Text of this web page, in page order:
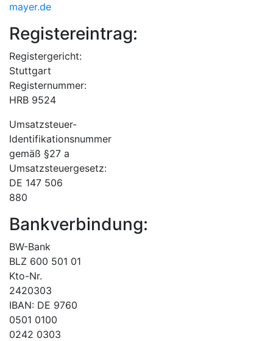
mayer.de
Registereintrag:
Registergericht:
Stuttgart
Registernummer:
HRB 9524
Umsatzsteuer-
Identifikationsnummer
gemäß §27 a
Umsatzsteuergesetz:
DE 147 506
880
Bankverbindung:
BW-Bank
BLZ 600 501 01
Kto-Nr.
2420303
IBAN: DE 9760
0501 0100
0242 0303